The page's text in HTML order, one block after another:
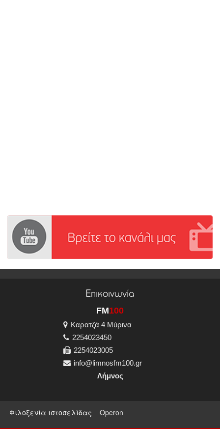
Επικοινωνία
FM100
Καρατζά 4 Μύρινα
2254023450
2254023005
info@limnosfm100.gr
Λήμνος
Φιλοξενία ιστοσελίδας Operon